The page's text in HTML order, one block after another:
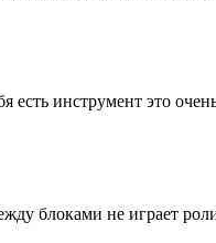
есть инструмент это
блоками не играет